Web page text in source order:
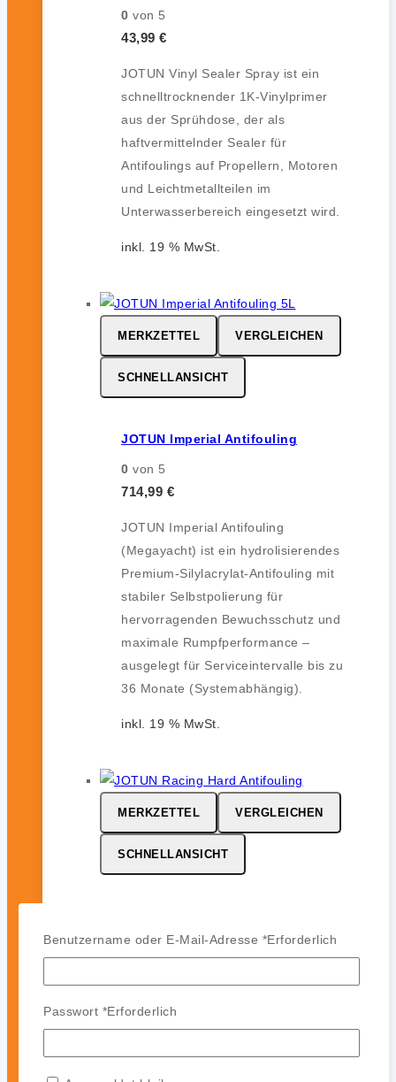
0 von 5
43,99 €
JOTUN Vinyl Sealer Spray ist ein
schnelltrocknender 1K-Vinylprimer
aus der Sprühdose, der als
haftvermittelnder Sealer für
Antifoulings auf Propellern, Motoren
und Leichtmetallteilen im
Unterwasserbereich eingesetzt wird.
inkl. 19 % MwSt.
MERKZETTEL VERGLEICHEN
SCHNELLANSICHT
JOTUN Imperial Antifouling
0 von 5
714,99 €
JOTUN Imperial Antifouling
(Megayacht) ist ein hydrolisierendes
Premium-Silylacrylat-Antifouling mit
stabiler Selbstpolierung für
hervorragenden Bewuchsschutz und
maximale Rumpfperformance –
ausgelegt für Serviceintervalle bis zu
36 Monate (Systemabhängig).
inkl. 19 % MwSt.
MERKZETTEL VERGLEICHEN
SCHNELLANSICHT
0von 5
JOTUN Racing ist ein
leistungsstarkes Hartantifouling für
Benutzername oder E-Mail-Adresse *Erforderlich
Passwort *Erforderlich